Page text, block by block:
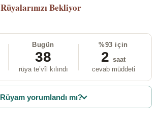
Rüyalarınızı Bekliyor
Bugün
38
rüya te’vîl kılındı
%93 için
2 saat
cevab müddeti
Rüyam yorumlandı mı?